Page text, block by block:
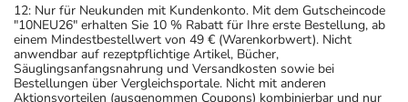
12: Nur für Neukunden mit Kundenkonto. Mit dem Gutscheincode
"10NEU26" erhalten Sie 10 % Rabatt für Ihre erste Bestellung, ab
einem Mindestbestellwert von 49 € (Warenkorbwert). Nicht
anwendbar auf rezeptpflichtige Artikel, Bücher,
Säuglingsanfangsnahrung und Versandkosten sowie bei
Bestellungen über Vergleichsportale. Nicht mit anderen
Aktionsvorteilen (ausgenommen Coupons) kombinierbar und nur